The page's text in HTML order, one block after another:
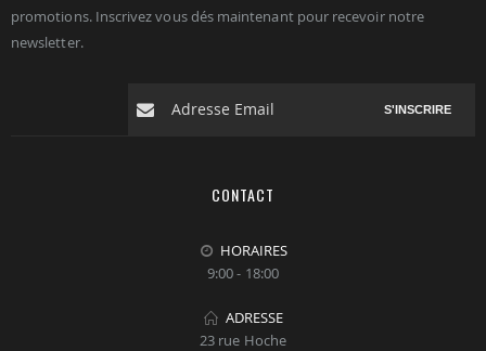
promotions. Inscrivez vous dés maintenant pour recevoir notre
newsletter.
S'INSCRIRE
CONTACT
HORAIRES
9:00 - 18:00
ADRESSE
23 rue Hoche